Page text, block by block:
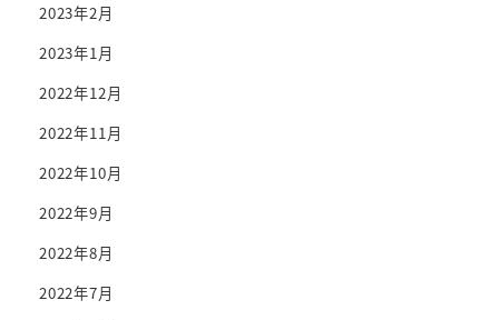
2023年2月
2023年1月
2022年12月
2022年11月
2022年10月
2022年9月
2022年8月
2022年7月